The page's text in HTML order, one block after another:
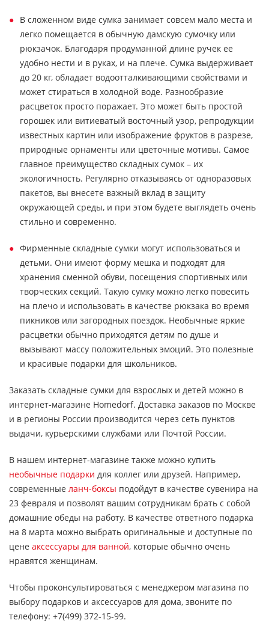
В сложенном виде сумка занимает совсем мало места и
легко помещается в обычную дамскую сумочку или
рюкзачок. Благодаря продуманной длине ручек ее
удобно нести и в руках, и на плече. Сумка выдерживает
до 20 кг, обладает водоотталкивающими свойствами и
может стираться в холодной воде. Разнообразие
расцветок просто поражает. Это может быть простой
горошек или витиеватый восточный узор, репродукции
известных картин или изображение фруктов в разрезе,
природные орнаменты или цветочные мотивы. Самое
главное преимущество складных сумок – их
экологичность. Регулярно отказываясь от одноразовых
пакетов, вы внесете важный вклад в защиту
окружающей среды, и при этом будете выглядеть очень
стильно и современно.
Фирменные складные сумки могут использоваться и
детьми. Они имеют форму мешка и подходят для
хранения сменной обуви, посещения спортивных или
творческих секций. Такую сумку можно легко повесить
на плечо и использовать в качестве рюкзака во время
пикников или загородных поездок. Необычные яркие
расцветки обычно приходятся детям по душе и
вызывают массу положительных эмоций. Это полезные
и красивые подарки для школьников.
Заказать складные сумки для взрослых и детей можно в
интернет-магазине Homedorf. Доставка заказов по Москве
и в регионы России производится через сеть пунктов
выдачи, курьерскими службами или Почтой России.
В нашем интернет-магазине также можно купить
необычные подарки для коллег или друзей. Например,
современные ланч-боксы подойдут в качестве сувенира на
23 февраля и позволят вашим сотрудникам брать с собой
домашние обеды на работу. В качестве ответного подарка
на 8 марта можно выбрать оригинальные и доступные по
цене аксессуары для ванной, которые обычно очень
нравятся женщинам.
Чтобы проконсультироваться с менеджером магазина по
выбору подарков и аксессуаров для дома, звоните по
телефону: +7(499) 372-15-99.